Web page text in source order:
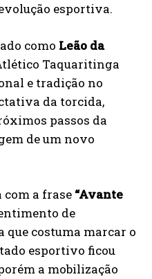
esportiva.
como Leão da
Taquaritinga
e tradição no
da torcida,
passos da
de um novo
com a frase “Avante
de
que costuma marcar o
esportivo ficou
a mobilização